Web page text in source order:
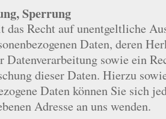
Sperrung
das Recht auf unentgeltliche
Daten, deren
Datenverarbeitung sowie ein
dieser Daten. Hierzu
Daten können Sie sich
Adresse an uns wenden.